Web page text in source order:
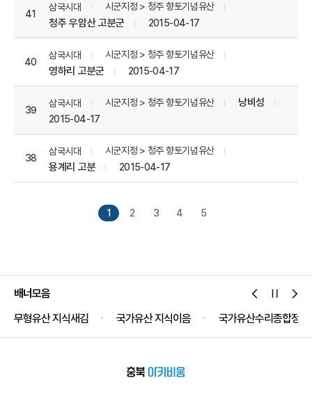
41
삼국시대 시군지정 > 청주 향토기념유산
청주 우암산 고분군 2015-04-17
40
삼국시대 시군지정 > 청주 향토기념유산
영하리 고분군 2015-04-17
39
삼국시대 시군지정 > 청주 향토기념유산 낭비성
2015-04-17
38
삼국시대 시군지정 > 청주 향토기념유산
용계리 고분 2015-04-17
1 2 3 4 5
배너모음
무형유산 지식새김
국가유산 지식이음 국가유산수리종합정보